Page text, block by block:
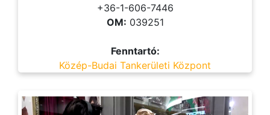
+36-1-606-7446
OM: 039251
Fenntartó:
Közép-Budai Tankerületi Központ